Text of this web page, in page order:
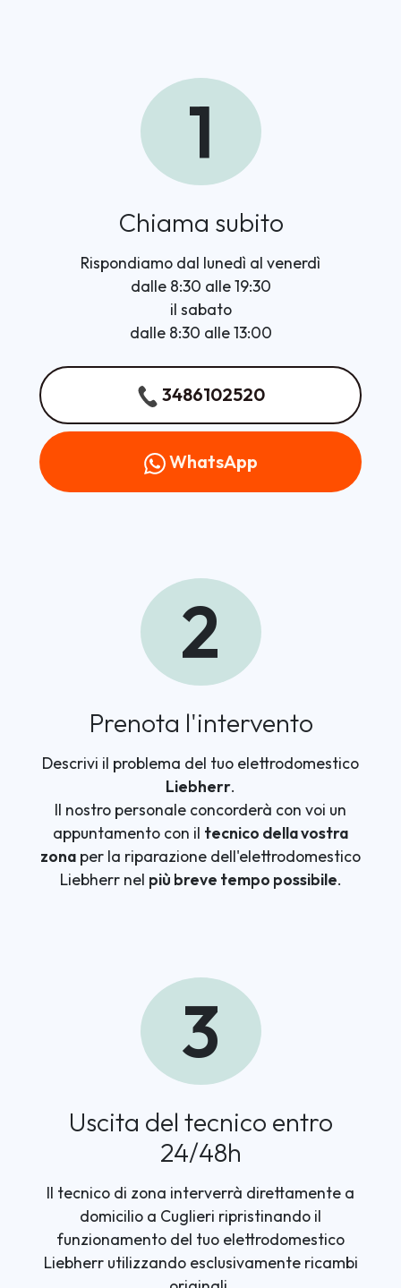
1
Chiama subito
Rispondiamo dal lunedì al venerdì
dalle 8:30 alle 19:30
il sabato
dalle 8:30 alle 13:00
3486102520
WhatsApp
2
Prenota l'intervento
Descrivi il problema del tuo elettrodomestico
Liebherr.
Il nostro personale concorderà con voi un
appuntamento con il tecnico della vostra
zona per la riparazione dell'elettrodomestico
Liebherr nel più breve tempo possibile.
3
Uscita del tecnico entro
24/48h
Il tecnico di zona interverrà direttamente a
domicilio a Cuglieri ripristinando il
funzionamento del tuo elettrodomestico
Liebherr utilizzando esclusivamente ricambi